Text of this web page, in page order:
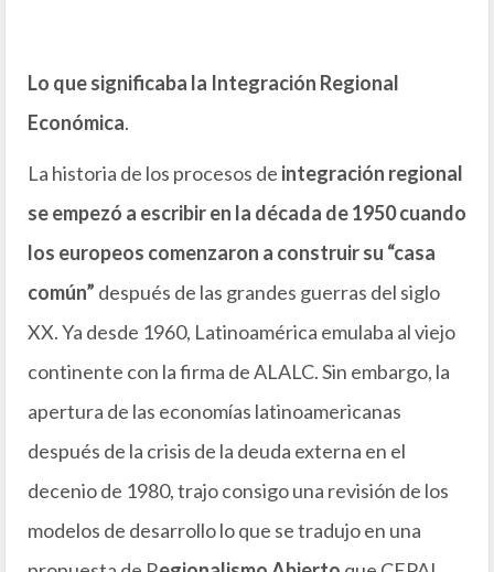
Lo que significaba la Integración Regional
Económica.
La historia de los procesos de integración regional
se empezó a escribir en la década de 1950 cuando
los europeos comenzaron a construir su “casa
común” después de las grandes guerras del siglo
XX. Ya desde 1960, Latinoamérica emulaba al viejo
continente con la firma de ALALC. Sin embargo, la
apertura de las economías latinoamericanas
después de la crisis de la deuda externa en el
decenio de 1980, trajo consigo una revisión de los
modelos de desarrollo lo que se tradujo en una